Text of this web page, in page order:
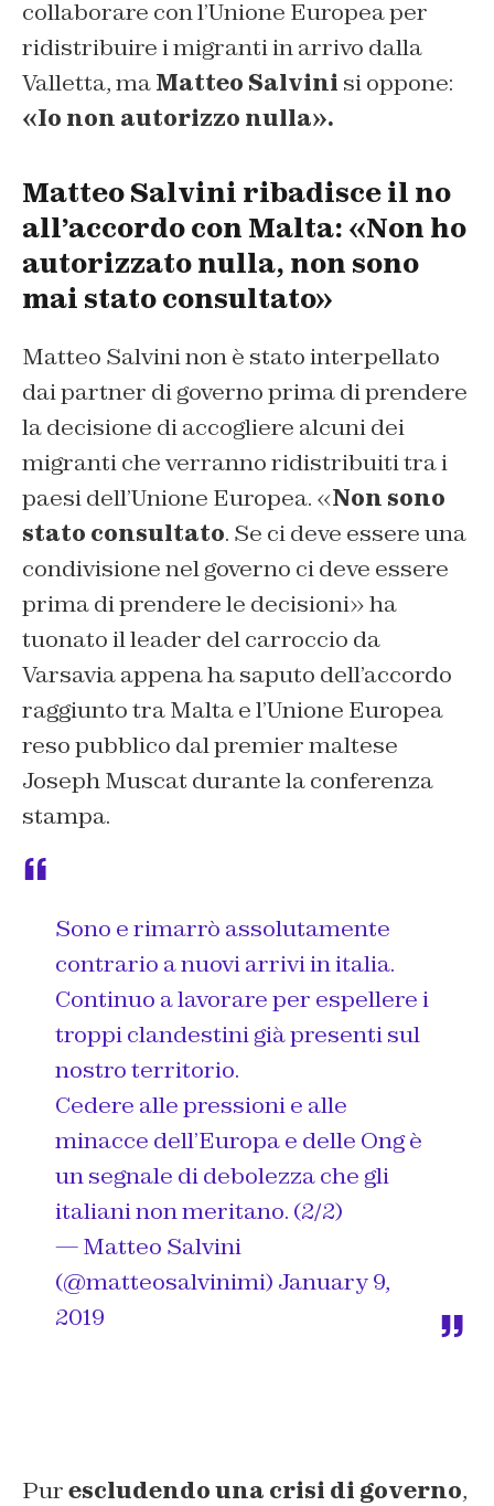
collaborare con l’Unione Europea per
ridistribuire i migranti in arrivo dalla
Valletta, maMatteo Salvini si oppone:
«Io non autorizzo nulla».
Matteo Salvini ribadisce il no
all’accordo con Malta: «Non ho
autorizzato nulla, non sono
mai stato consultato»
Matteo Salvini non è stato interpellato
dai partner di governo prima di prendere
la decisione di accogliere alcuni dei
migranti che verranno ridistribuiti tra i
paesi dell’Unione Europea. «Non sono
stato consultato. Se ci deve essere una
condivisione nel governo ci deve essere
prima di prendere le decisioni»ha
tuonato il leader del carroccio da
Varsavia appena ha saputo dell’accordo
raggiunto tra Malta e l’Unione Europea
reso pubblico dal premier maltese
Joseph Muscat durante la conferenza
stampa.
Sono e rimarrò assolutamente
contrario a nuovi arrivi in italia.
Continuo a lavorare per espellere i
troppi clandestini già presenti sul
nostro territorio.
Cedere alle pressioni e alle
minacce dell’Europa e delle Ong è
un segnale di debolezza che gli
italiani non meritano. (2/2)
— Matteo Salvini
(@matteosalvinimi) January 9,
2019
Purescludendo una crisi di governo,